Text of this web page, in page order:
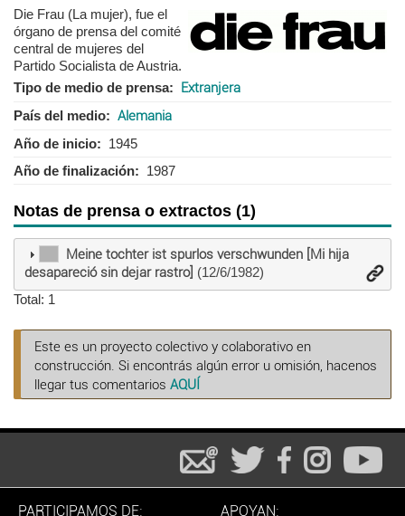
Die Frau (La mujer), fue el
órgano de prensa del comité
central de mujeres del
Partido Socialista de Austria.
Tipo de medio de prensa
Extranjera
País del medio Alemania
Año de inicio
1945
Año de finalización
1987
Notas de prensa o extractos (1)
Meine tochter ist spurlos verschwunden [Mi hija
desapareció sin dejar rastro] (12/6/1982)
Total: 1
Este es un proyecto colectivo y colaborativo en
construcción. Si encontrás algún error u omisión, hacenos
llegar tus comentarios AQUÍ
PARTICIPAMOS DE: APOYAN: